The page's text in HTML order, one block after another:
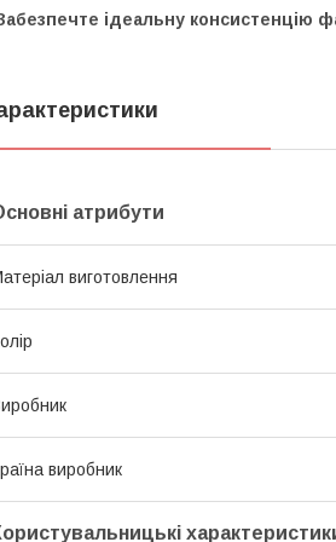
ідеальну консистенцію
атрибути
виготовлення
виробник